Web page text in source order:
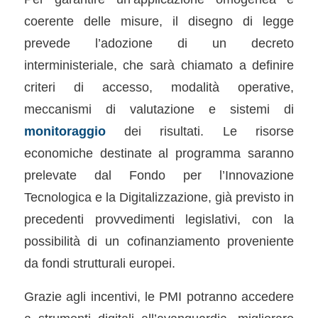
coerente delle misure, il disegno di legge
prevede l’adozione di un decreto
interministeriale, che sarà chiamato a definire
criteri di accesso, modalità operative,
meccanismi di valutazione e sistemi di
monitoraggiodei risultati. Le risorse
economiche destinate al programma saranno
prelevate dal Fondo per l’Innovazione
Tecnologica e la Digitalizzazione, già previsto in
precedenti provvedimenti legislativi, con la
possibilità di un cofinanziamento proveniente
da fondi strutturali europei.
Grazie agli incentivi, le PMI potranno accedere